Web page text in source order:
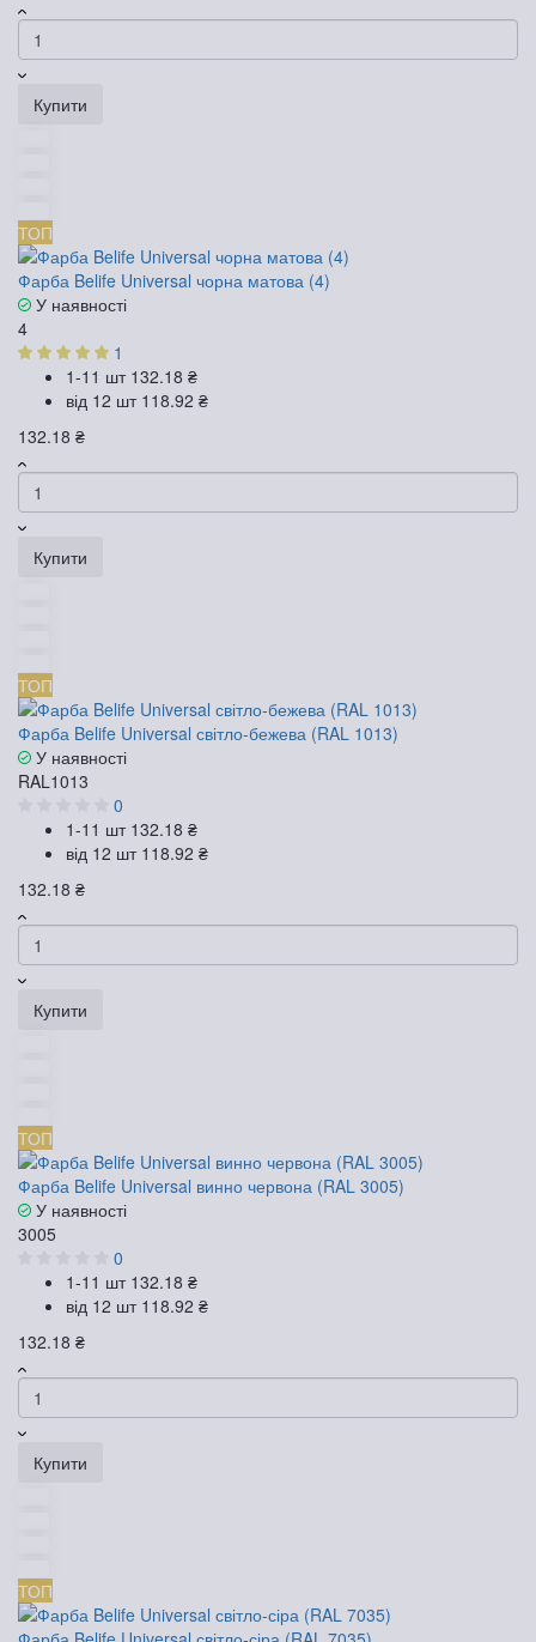
Купити
ТОП
Фарба Belife Universal чорна матова (4)
У наявності
4
1
1-11 шт 132.18 ₴
від 12 шт 118.92 ₴
132.18 ₴
Купити
ТОП
Фарба Belife Universal світло-бежева (RAL 1013)
У наявності
RAL1013
0
1-11 шт 132.18 ₴
від 12 шт 118.92 ₴
132.18 ₴
Купити
ТОП
Фарба Belife Universal винно червона (RAL 3005)
У наявності
3005
0
1-11 шт 132.18 ₴
від 12 шт 118.92 ₴
132.18 ₴
Купити
ТОП